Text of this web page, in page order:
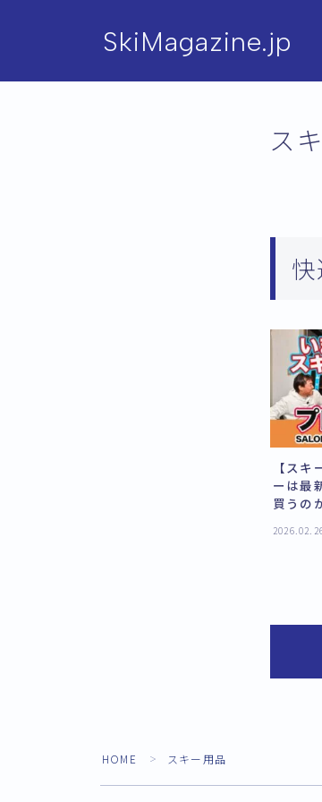
SkiMagazine.jp
ス
【ス
ーは最
買うの
スキー
HOME ＞ スキー用品